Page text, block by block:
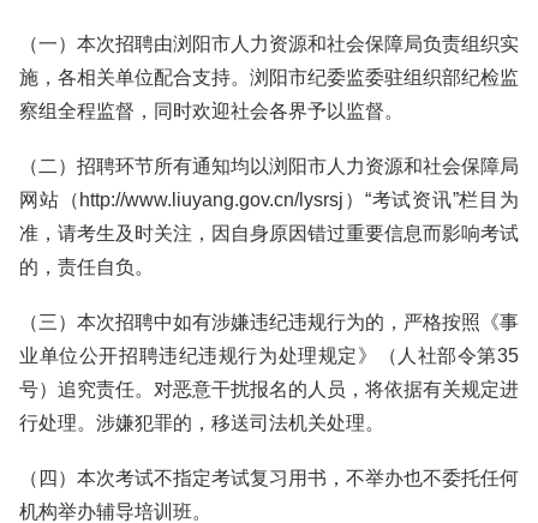
（一）本次招聘由浏阳市人力资源和社会保障局负责组织实
施，各相关单位配合支持。浏阳市纪委监委驻组织部纪检监
察组全程监督，同时欢迎社会各界予以监督。
（二）招聘环节所有通知均以浏阳市人力资源和社会保障局
网站（http://www.liuyang.gov.cn/lysrsj）“考试资讯”栏目为
准，请考生及时关注，因自身原因错过重要信息而影响考试
的，责任自负。
（三）本次招聘中如有涉嫌违纪违规行为的，严格按照《事
业单位公开招聘违纪违规行为处理规定》（人社部令第35
号）追究责任。对恶意干扰报名的人员，将依据有关规定进
行处理。涉嫌犯罪的，移送司法机关处理。
（四）本次考试不指定考试复习用书，不举办也不委托任何
机构举办辅导培训班。